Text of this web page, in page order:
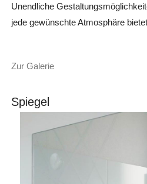
Unendliche
jede gewünschte Atmosphäre
Zur Galerie
Spiegel